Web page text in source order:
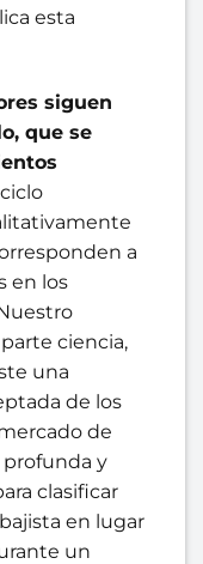
esta
siguen
que se
a
en los
ciencia,
una
de los
de
profunda y
clasificar
en lugar
un